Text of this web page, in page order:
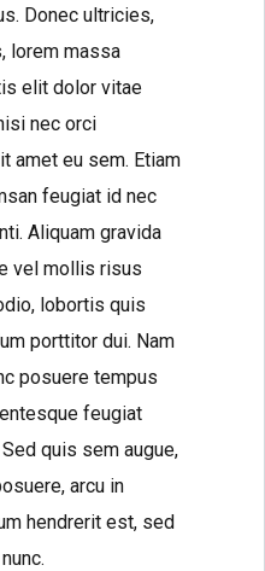
than a minute.
Donec ultricies,
lorem massa
elit dolor vitae
nec orci
amet eu sem. Etiam
feugiat id nec
Aliquam gravida
vel mollis risus
lobortis quis
porttitor dui. Nam
posuere tempus
feugiat
quis sem augue,
arcu in
hendrerit est, sed